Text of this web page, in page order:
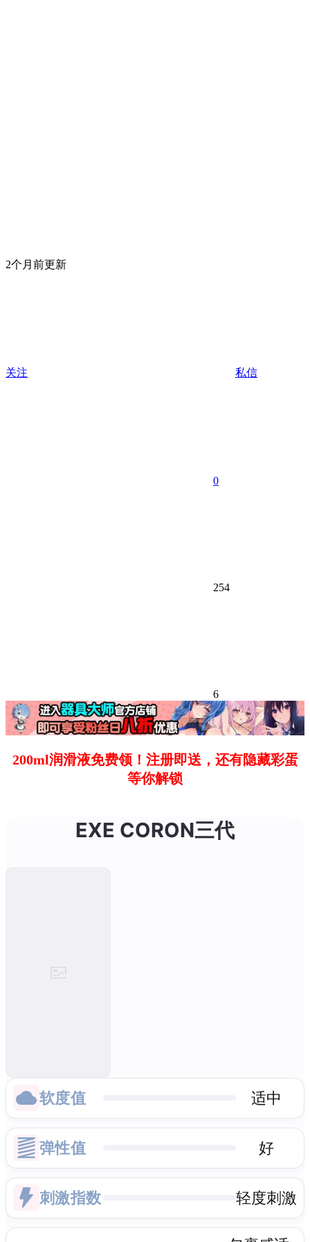
2个月前更新
关注 私信
0
254
6
200ml润滑液免费领！注册即送，还有隐藏彩蛋
等你解锁
EXE CORON三代
软度值 适中
弹性值 好
刺激指数 轻度刺激